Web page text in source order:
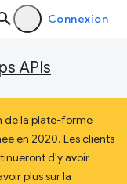
Connexion
APIs
de la plate-forme
en 2020. Les clients
d'y avoir
plus sur la